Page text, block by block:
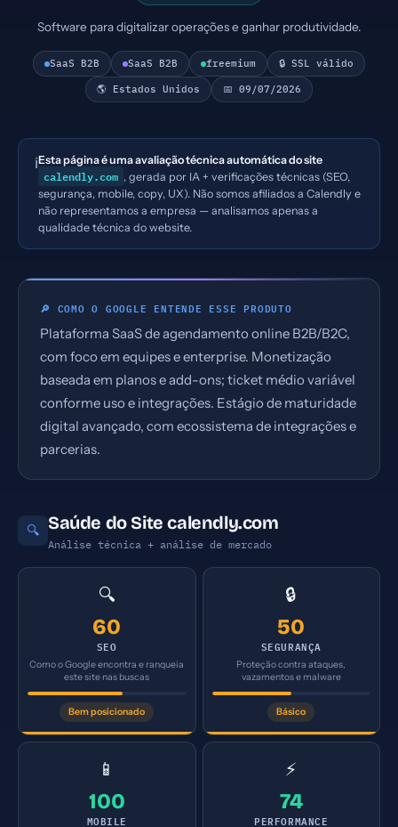
Software para digitalizar operações e ganhar produtividade.
SaaS B2B SaaS B2B freemium 🔒 SSL válido
🌎 Estados Unidos 📅 09/07/2026
ℹ️Esta página é uma avaliação técnica automática do site
calendly.com , gerada por IA + verificações técnicas (SEO,
segurança, mobile, copy, UX). Não somos afiliados a Calendly e
não representamos a empresa — analisamos apenas a
qualidade técnica do website.
🔎 COMO O GOOGLE ENTENDE ESSE PRODUTO
Plataforma SaaS de agendamento online B2B/B2C,
com foco em equipes e enterprise. Monetização
baseada em planos e add-ons; ticket médio variável
conforme uso e integrações. Estágio de maturidade
digital avançado, com ecossistema de integrações e
parcerias.
🔍 Saúde do Site calendly.com
Análise técnica + análise de mercado
🔍
60
SEO
Como o Google encontra e ranqueia
este site nas buscas
Bem posicionado
🔒
50
SEGURANÇA
Proteção contra ataques,
vazamentos e malware
Básico
📱
100
MOBILE
⚡
74
PERFORMANCE